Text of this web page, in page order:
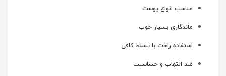
مناسب انواع پوست
ماندگاری بسیار خوب
استفاده راحت با تسلط کافی
ضد التهاب و حساسیت